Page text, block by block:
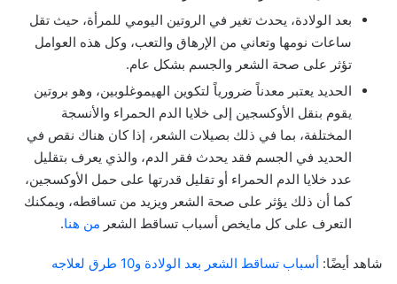
بعد الولادة، يحدث تغير في الروتين اليومي للمرأة، حيث تقل
ساعات نومها وتعاني من الإرهاق والتعب، وكل هذه العوامل
تؤثر على صحة الشعر والجسم بشكل عام.
الحديد يعتبر معدناً ضرورياً لتكوين الهيموغلوبين، وهو بروتين
يقوم بنقل الأوكسجين إلى خلايا الدم الحمراء والأنسجة
المختلفة، بما في ذلك بصيلات الشعر، إذا كان هناك نقص في
الحديد في الجسم فقد يحدث فقر الدم، والذي يعرف بتقليل
عدد خلايا الدم الحمراء أو تقليل قدرتها على حمل الأوكسجين،
كما أن ذلك يؤثر على صحة الشعر ويزيد من تساقطه، ويمكنك
التعرف على كل مايخص أسباب تساقط الشعر من هنا.
شاهد أيضًا: أسباب تساقط الشعر بعد الولادة و10 طرق لعلاجه